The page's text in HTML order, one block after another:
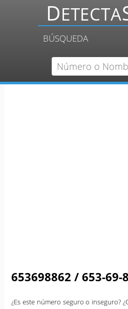
BÚSQUEDA
653698862 / 653-69-
¿Es este número seguro o inseguro?